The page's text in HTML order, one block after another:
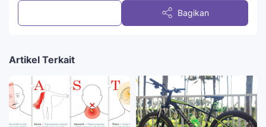
Bagikan
Artikel Terkait